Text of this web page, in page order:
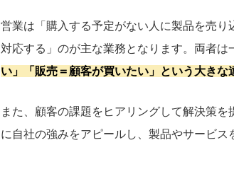
営業は「購入する予定がない人に製品を売
対応する」のが主な業務となります。両者
い」「販売＝顧客が買いたい」という大きな
また、顧客の課題をヒアリングして解決策
に自社の強みをアピールし、製品やサービス